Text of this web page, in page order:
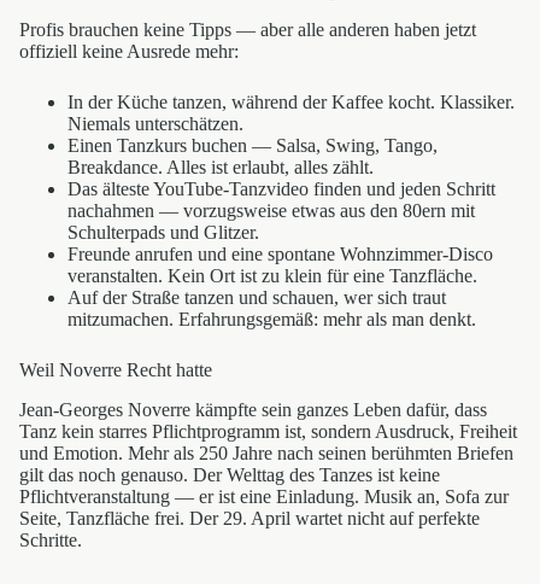
Profis brauchen keine Tipps — aber alle anderen haben jetzt
offiziell keine Ausrede mehr:
In der Küche tanzen, während der Kaffee kocht. Klassiker.
Niemals unterschätzen.
Einen Tanzkurs buchen — Salsa, Swing, Tango,
Breakdance. Alles ist erlaubt, alles zählt.
Das älteste YouTube-Tanzvideo finden und jeden Schritt
nachahmen — vorzugsweise etwas aus den 80ern mit
Schulterpads und Glitzer.
Freunde anrufen und eine spontane Wohnzimmer-Disco
veranstalten. Kein Ort ist zu klein für eine Tanzfläche.
Auf der Straße tanzen und schauen, wer sich traut
mitzumachen. Erfahrungsgemäß: mehr als man denkt.
Weil Noverre Recht hatte
Jean-Georges Noverre kämpfte sein ganzes Leben dafür, dass
Tanz kein starres Pflichtprogramm ist, sondern Ausdruck, Freiheit
und Emotion. Mehr als 250 Jahre nach seinen berühmten Briefen
gilt das noch genauso. Der Welttag des Tanzes ist keine
Pflichtveranstaltung — er ist eine Einladung. Musik an, Sofa zur
Seite, Tanzfläche frei. Der 29. April wartet nicht auf perfekte
Schritte.